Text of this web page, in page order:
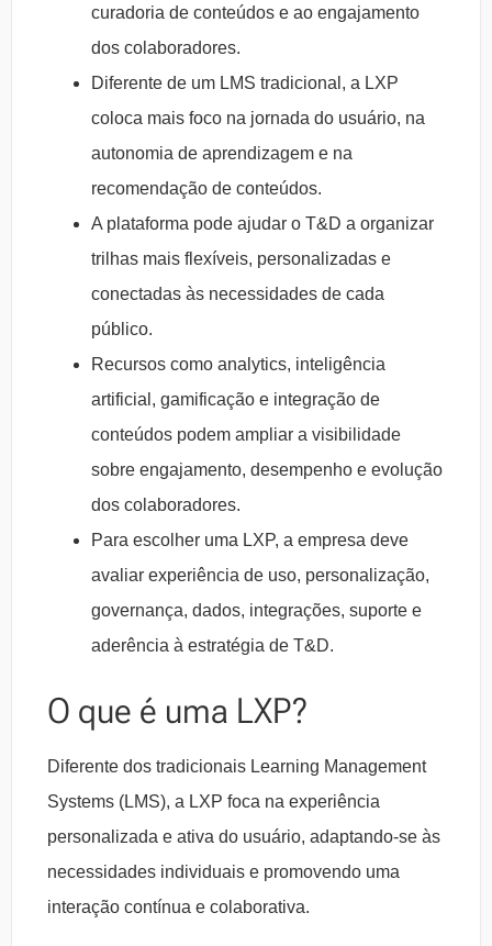
curadoria de conteúdos e ao engajamento
dos colaboradores.
Diferente de um LMS tradicional, a LXP
coloca mais foco na jornada do usuário, na
autonomia de aprendizagem e na
recomendação de conteúdos.
A plataforma pode ajudar o T&D a organizar
trilhas mais flexíveis, personalizadas e
conectadas às necessidades de cada
público.
Recursos como analytics, inteligência
artificial, gamificação e integração de
conteúdos podem ampliar a visibilidade
sobre engajamento, desempenho e evolução
dos colaboradores.
Para escolher uma LXP, a empresa deve
avaliar experiência de uso, personalização,
governança, dados, integrações, suporte e
aderência à estratégia de T&D.
O que é uma LXP?
Diferente dos tradicionais Learning Management
Systems (LMS), a LXP foca na experiência
personalizada e ativa do usuário, adaptando-se às
necessidades individuais e promovendo uma
interação contínua e colaborativa.